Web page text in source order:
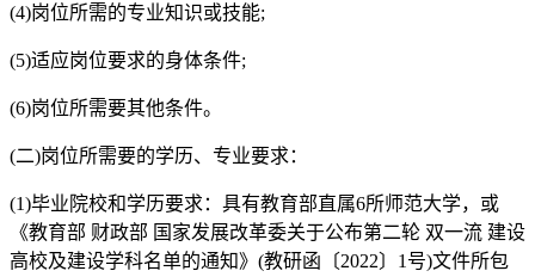
(4)岗位所需的专业知识或技能;
(5)适应岗位要求的身体条件;
(6)岗位所需要其他条件。
(二)岗位所需要的学历、专业要求：
(1)毕业院校和学历要求：具有教育部直属6所师范大学，或
《教育部 财政部 国家发展改革委关于公布第二轮 双一流 建设
高校及建设学科名单的通知》(教研函〔2022〕1号)文件所包